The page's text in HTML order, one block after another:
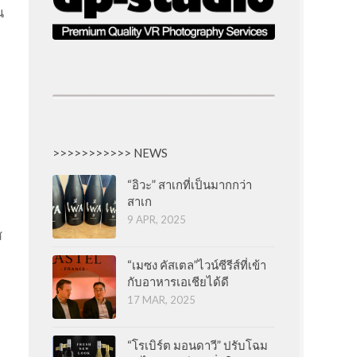
>>>>>>>>>>> NEWS
“อิวะ” สาเกที่เป็นมากกว่า
สาเก
9 APR, 2025
“เมซง คัสเตล”ไวน์ซีรีส์ที่เข้า
กับอาหารเอเชียได้ดี
17 MAR, 2025
“โรเบิร์ต มอนดาวี” ปรับโฉม